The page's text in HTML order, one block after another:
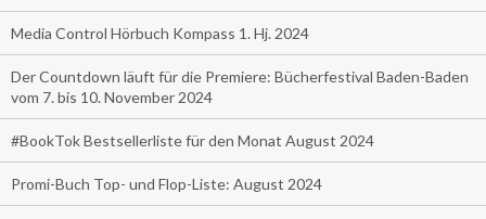
Media Control Hörbuch Kompass 1. Hj. 2024
Der Countdown läuft für die Premiere: Bücherfestival Baden-Baden
vom 7. bis 10. November 2024
#BookTok Bestsellerliste für den Monat August 2024
Promi-Buch Top- und Flop-Liste: August 2024